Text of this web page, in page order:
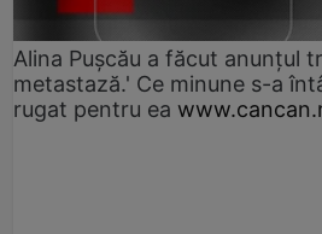
Alina Pușcău a făcut anunțul
metastază.' Ce minune s-a
rugat pentru ea